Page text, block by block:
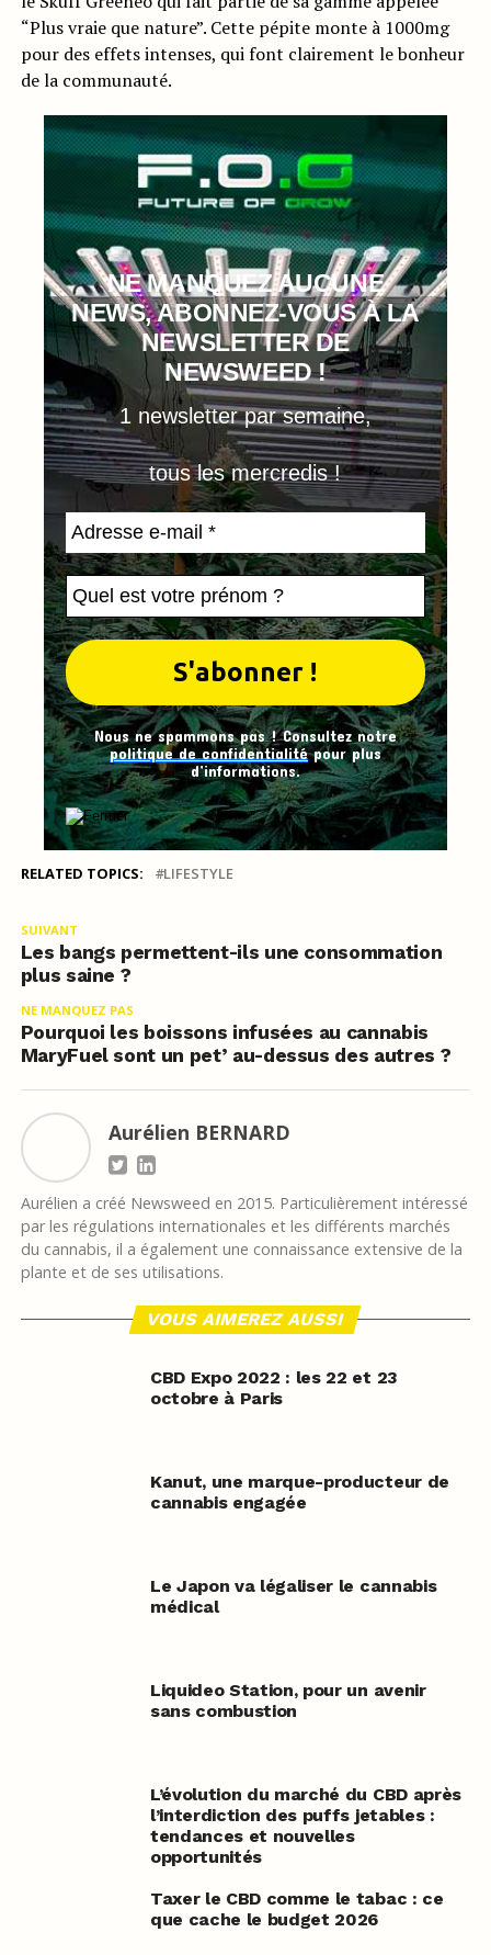
“Plus vraie que nature”. Cette pépite monte à 1000mg
pour des effets intenses, qui font clairement le bonheur
de la communauté.
NE MANQUEZ AUCUNE
NEWS, ABONNEZ-VOUS À LA
NEWSLETTER DE
NEWSWEED !
1 newsletter par semaine,
tous les mercredis !
Nous ne spammons pas ! Consultez notre
politique de confidentialitépour plus
d’informations.
RELATED TOPICS: LIFESTYLE
SUIVANT
Les bangs permettent-ils une consommation
plus saine ?
NE MANQUEZ PAS
Pourquoi les boissons infusées au cannabis
MaryFuel sont un pet’ au-dessus des autres ?
Aurélien BERNARD
Aurélien a créé Newsweed en 2015. Particulièrement intéressé
par les régulations internationales et les différents marchés
du cannabis, il a également une connaissance extensive de la
plante et de ses utilisations.
VOUS AIMEREZ AUSSI
CBD Expo 2022 : les 22 et 23
octobre à Paris
Kanut, une marque-producteur de
cannabis engagée
Le Japon va légaliser le cannabis
médical
Liquideo Station, pour un avenir
sans combustion
L’évolution du marché du CBD après
l’interdiction des puffs jetables :
tendances et nouvelles
opportunités
Taxer le CBD comme le tabac : ce
que cache le budget 2026